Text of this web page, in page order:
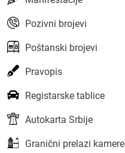
Pozivni brojevi
Poštanski brojevi
Pravopis
Registarske tablice
Autokarta Srbije
Granični prelazi kamere